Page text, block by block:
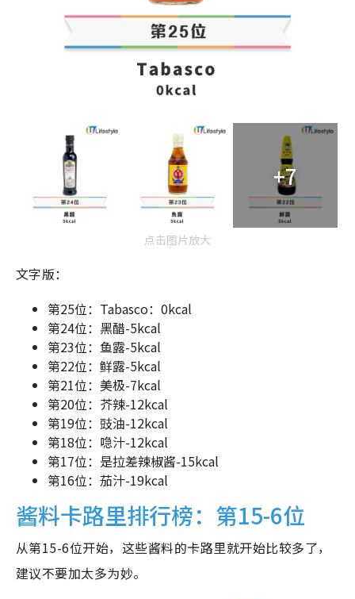
+7
点击图片放大
文字版：
第25位：Tabasco：0kcal
第24位：黑醋-5kcal
第23位：鱼露-5kcal
第22位：鲜露-5kcal
第21位：美极-7kcal
第20位：芥辣-12kcal
第19位：豉油-12kcal
第18位：喼汁-12kcal
第17位：是拉差辣椒酱-15kcal
第16位：茄汁-19kcal
酱料卡路里排行榜：第15-6位
从第15-6位开始，这些酱料的卡路里就开始比较多了，
建议不要加太多为妙。